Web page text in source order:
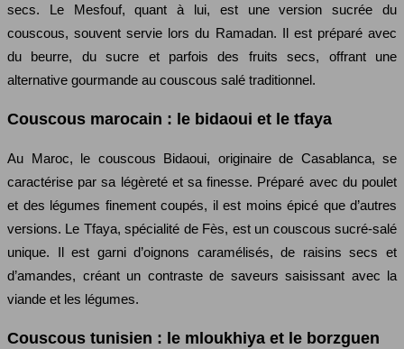
secs. Le Mesfouf, quant à lui, est une version sucrée du
couscous, souvent servie lors du Ramadan. Il est préparé avec
du beurre, du sucre et parfois des fruits secs, offrant une
alternative gourmande au couscous salé traditionnel.
Couscous marocain : le bidaoui et le tfaya
Au Maroc, le couscous Bidaoui, originaire de Casablanca, se
caractérise par sa légèreté et sa finesse. Préparé avec du poulet
et des légumes finement coupés, il est moins épicé que d’autres
versions. Le Tfaya, spécialité de Fès, est un couscous sucré-salé
unique. Il est garni d’oignons caramélisés, de raisins secs et
d’amandes, créant un contraste de saveurs saisissant avec la
viande et les légumes.
Couscous tunisien : le mloukhiya et le borzguen